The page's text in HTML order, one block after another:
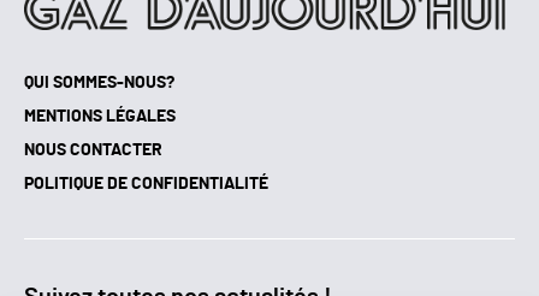
MENTIONS LÉGALES
NOUS CONTACTER
POLITIQUE DE CONFIDENTIALITÉ